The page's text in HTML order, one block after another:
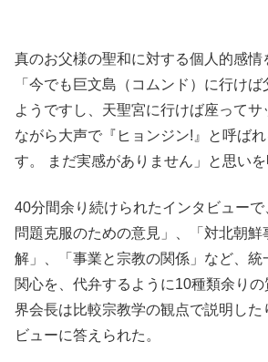
真のお父様の聖和に対する個人的感情
「今でも巨文島（コムンド）に行け
ようですし、天聖宮に行けば座って
ながら大声で『ヒョンジン!』と呼ば
す。 まだ実感がありません」と思いを
40分間余り続けられたインタビュー
問題克服のための意見」、「対北朝鮮
解」、「事業と宗教の関係」など、統
関心を、代弁するように10種類余り
界会長は比較宗教学の観点で説明した
ビューに答えられた。